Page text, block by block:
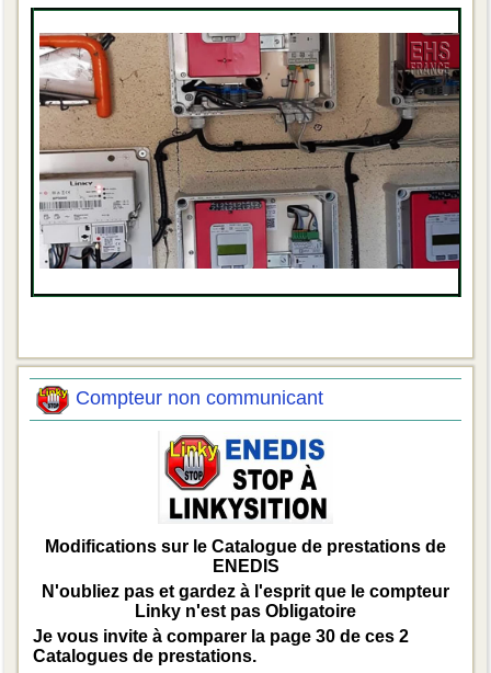
Compteur non communicant
Modifications sur le Catalogue de prestations de
ENEDIS
N'oubliez pas et gardez à l'esprit que le compteur
Linky n'est pas Obligatoire
Je vous invite à comparer la page 30 de ces 2
Catalogues de prestations.